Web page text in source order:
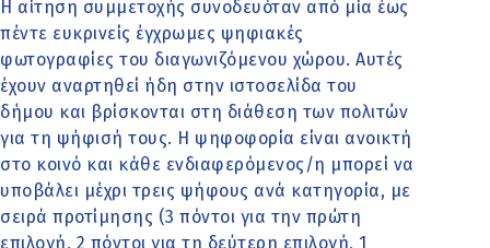
Η αίτηση συμμετοχής συνοδευόταν από μία έως
πέντε ευκρινείς έγχρωμες ψηφιακές
φωτογραφίες του διαγωνιζόμενου χώρου. Αυτές
έχουν αναρτηθεί ήδη στην ιστοσελίδα του
δήμου και βρίσκονται στη διάθεση των πολιτών
για τη ψήφισή τους. Η ψηφοφορία είναι ανοικτή
στο κοινό και κάθε ενδιαφερόμενος/η μπορεί να
υποβάλει μέχρι τρεις ψήφους ανά κατηγορία, με
σειρά προτίμησης (3 πόντοι για την πρώτη
επιλογή, 2 πόντοι για τη δεύτερη επιλογή, 1